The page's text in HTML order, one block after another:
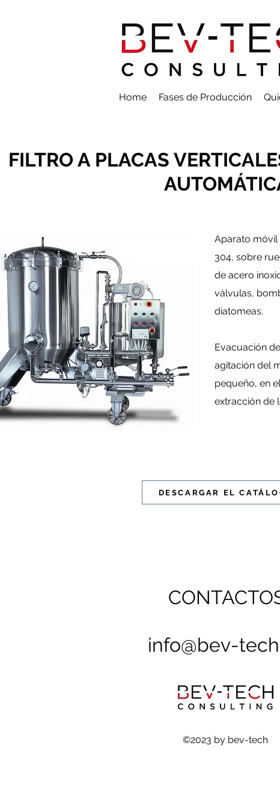
Home Fases de Producción
FILTRO A PLACAS
Aparato móvil
304, sobre
de acero
válvulas,
diatomeas.
Evacuación
agitación del
pequeño, en
extracción de
DESCARGAR EL
info@bev-
©2023 by bev-tech